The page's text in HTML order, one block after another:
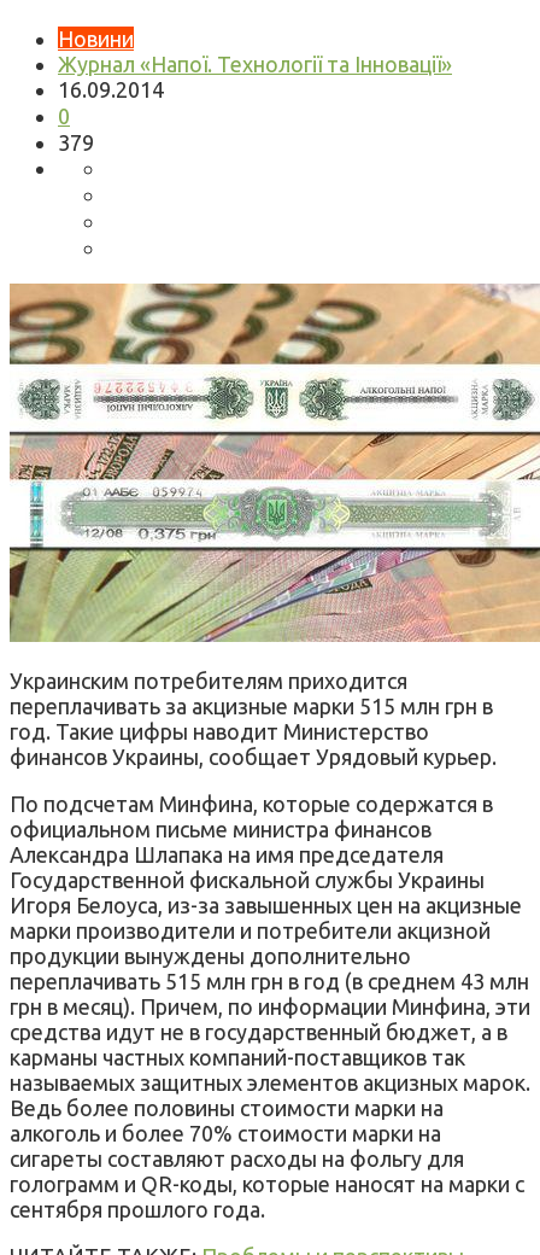
Новини
Журнал «Напої. Технології та Інновації»
16.09.2014
0
379
Украинским потребителям приходится
переплачивать за акцизные марки 515 млн грн в
год. Такие цифры наводит Министерство
финансов Украины, сообщает Урядовый курьер.
По подсчетам Минфина, которые содержатся в
официальном письме министра финансов
Александра Шлапака на имя председателя
Государственной фискальной службы Украины
Игоря Белоуса, из-за завышенных цен на акцизные
марки производители и потребители акцизной
продукции вынуждены дополнительно
переплачивать 515 млн грн в год (в среднем 43 млн
грн в месяц). Причем, по информации Минфина, эти
средства идут не в государственный бюджет, а в
карманы частных компаний-поставщиков так
называемых защитных элементов акцизных марок.
Ведь более половины стоимости марки на
алкоголь и более 70% стоимости марки на
сигареты составляют расходы на фольгу для
голограмм и QR-коды, которые наносят на марки с
сентября прошлого года.